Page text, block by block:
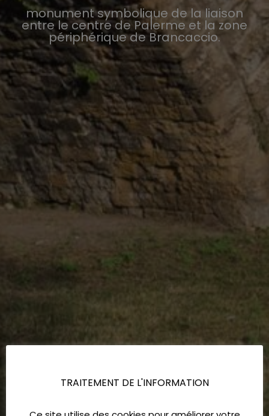
monument symbolique de la liaison
entre le centre de Palerme et la zone
périphérique de Brancaccio.
TRAITEMENT DE L'INFORMATION